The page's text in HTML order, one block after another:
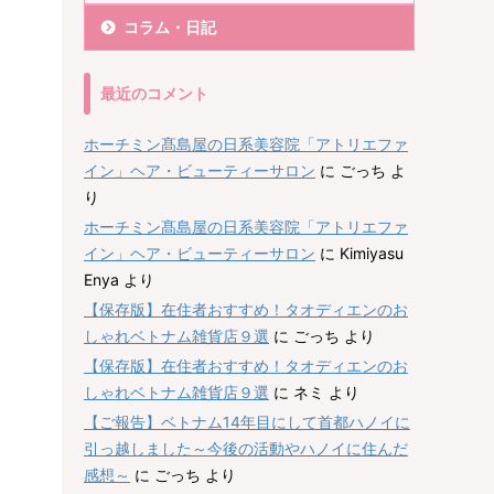
コラム・日記
最近のコメント
ホーチミン髙島屋の日系美容院「アトリエファ
イン」ヘア・ビューティーサロン に ごっち よ
り
ホーチミン髙島屋の日系美容院「アトリエファ
イン」ヘア・ビューティーサロン に Kimiyasu
Enya より
【保存版】在住者おすすめ！タオディエンのお
しゃれベトナム雑貨店９選 に ごっち より
【保存版】在住者おすすめ！タオディエンのお
しゃれベトナム雑貨店９選 に ネミ より
【ご報告】ベトナム14年目にして首都ハノイに
引っ越しました～今後の活動やハノイに住んだ
感想～ に ごっち より